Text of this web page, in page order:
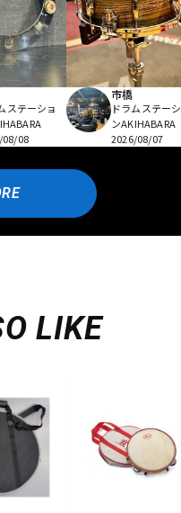
ステーショ
08/08
市橋
ドラムステー
ンAKIHABARA
2026/08/07
LIKE